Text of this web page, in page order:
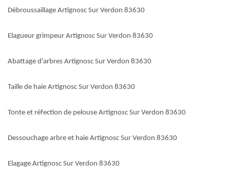
Débroussaillage Artignosc Sur Verdon 83630
Elagueur grimpeur Artignosc Sur Verdon 83630
Abattage d'arbres Artignosc Sur Verdon 83630
Taille de haie Artignosc Sur Verdon 83630
Tonte et réfection de pelouse Artignosc Sur Verdon 83630
Dessouchage arbre et haie Artignosc Sur Verdon 83630
Elagage Artignosc Sur Verdon 83630